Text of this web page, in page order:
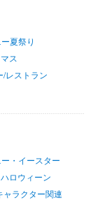
夏祭り
ス
/レストラン
・イースター
ロウィーン
ャラクター関連